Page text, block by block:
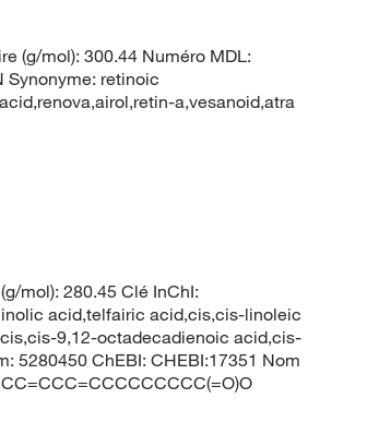
(g/mol): 300.44 Numéro MDL:
Synonyme: retinoic
a,vesanoid,atra
mol): 280.45 Clé InChI:
acid,telfairic acid,cis,cis-linoleic
9,12-octadecadienoic acid,cis-
5280450 ChEBI: CHEBI:17351 Nom